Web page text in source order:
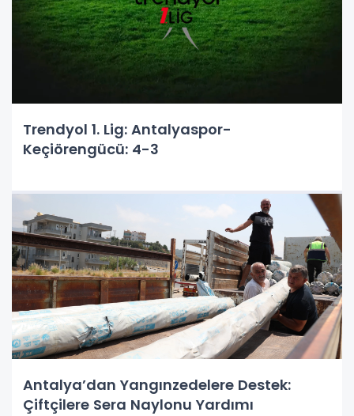
Trendyol 1. Lig: Antalyaspor-
Keçiörengücü: 4-3
Antalya’dan Yangınzedelere Destek:
Çiftçilere Sera Naylonu Yardımı